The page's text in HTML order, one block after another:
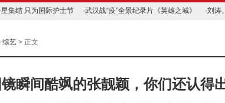
集结 只为国际护士节 ·武汉战“疫”全景纪录片《英雄之城》 ·刘涛
综艺 > 正文
瞬间酷飒的张靓颖，你们还认得